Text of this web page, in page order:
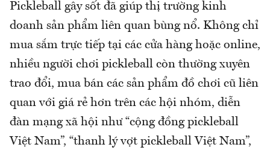
Pickleball gây sốt đã giúp thị trường kinh
doanh sản phẩm liên quan bùng nổ. Không chỉ
mua sắm trực tiếp tại các cửa hàng hoặc online,
nhiều người chơi pickleball còn thường xuyên
trao đổi, mua bán các sản phẩm đồ chơi cũ liên
quan với giá rẻ hơn trên các hội nhóm, diễn
đàn mạng xã hội như “cộng đồng pickleball
Việt Nam”, “thanh lý vợt pickleball Việt Nam”,